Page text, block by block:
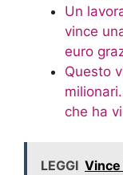
Un
vince
euro
Questo
che ha
LEGGI